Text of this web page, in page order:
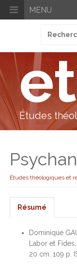
MENU
pour
Études
Études théologiques et
Résumé
Dominique
Labor et
20 cm. 109 p.